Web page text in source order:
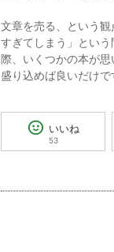
文章を売る、という
すぎてしまう」とい
際、いくつかの本が
盛り込めば良いだけで
いいね
53